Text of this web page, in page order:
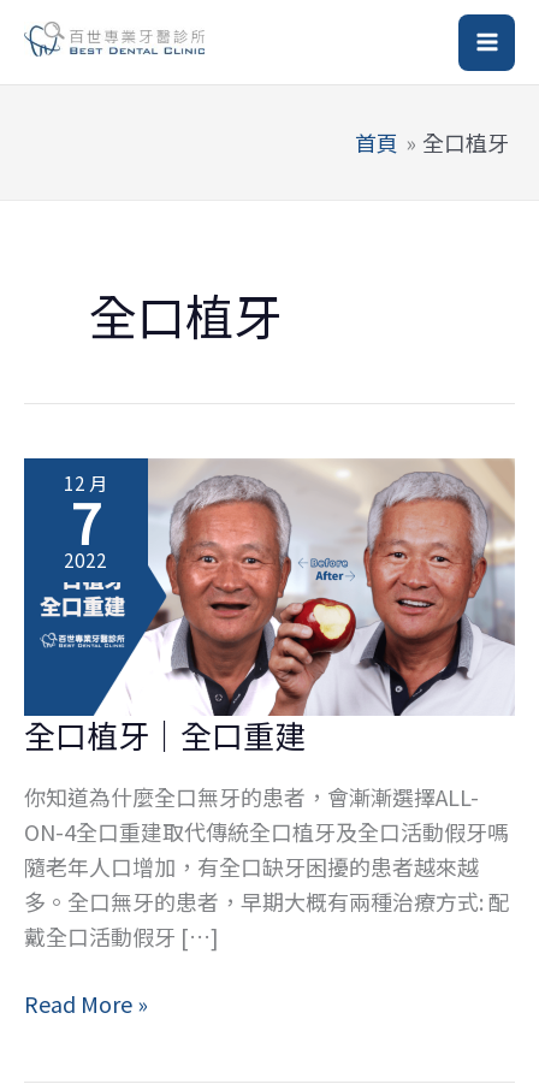
主
首頁 全口植牙
全口植牙
12 月
7
2022
全口植牙｜全口重建
你知道為什麼全口無牙的患者，會漸漸選擇ALL-
ON-4全口重建取代傳統全口植牙及全口活動假牙嗎
隨老年人口增加，有全口缺牙困擾的患者越來越
多。全口無牙的患者，早期大概有兩種治療方式: 配
戴全口活動假牙 […]
全
Read More »